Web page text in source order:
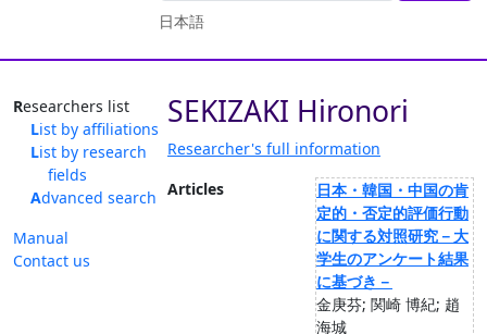
日本語
Researchers list
List by affiliations
List by research
fields
Advanced search
Manual
Contact us
SEKIZAKI Hironori
Researcher's full information
Articles
日本・韓国・中国の肯
定的・否定的評価行動
に関する対照研究－大
学生のアンケート結果
に基づき－
金庚芬; 関崎 博紀; 趙
海城